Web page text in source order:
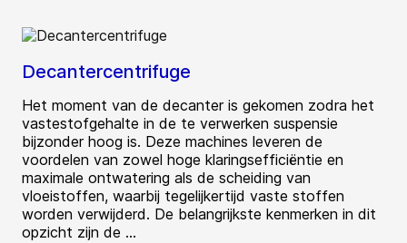
Decantercentrifuge
Het moment van de decanter is gekomen zodra het
vastestofgehalte in de te verwerken suspensie
bijzonder hoog is. Deze machines leveren de
voordelen van zowel hoge klaringsefficiëntie en
maximale ontwatering als de scheiding van
vloeistoffen, waarbij tegelijkertijd vaste stoffen
worden verwijderd. De belangrijkste kenmerken in dit
opzicht zijn de ...